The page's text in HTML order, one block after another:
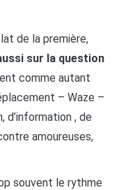
de la première,
sur la question
comme autant
– Waze –
d’information , de
amoureuses,
souvent le rythme